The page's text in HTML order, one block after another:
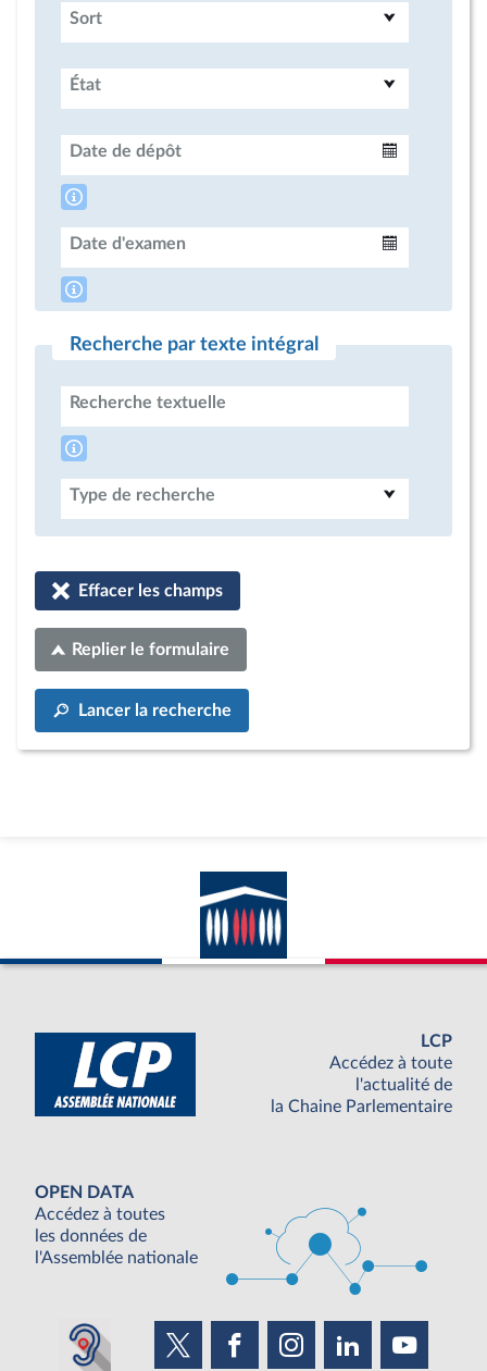
Sort
État
Date de dépôt
Date d'examen
Recherche par texte intégral
Recherche textuelle
Type de recherche
Effacer les champs
Replier le formulaire
Lancer la recherche
LCP
Accédez à toute
l'actualité de
la Chaine Parlementaire
OPEN DATA
Accédez à toutes
les données de
l'Assemblée nationale